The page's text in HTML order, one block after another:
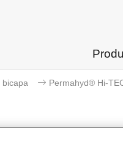
bicapa Permahyd® Hi-